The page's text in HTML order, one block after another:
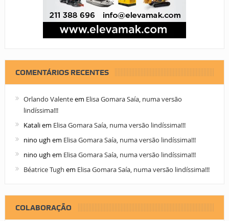
COMENTÁRIOS RECENTES
Orlando Valenteem Elisa Gomara Saía, numa versão
lindíssima!!!
Kataliem Elisa Gomara Saía, numa versão lindíssima!!!
nino ugh em Elisa Gomara Saía, numa versão lindíssima!!!
nino ugh em Elisa Gomara Saía, numa versão lindíssima!!!
Béatrice Tugh em Elisa Gomara Saía, numa versão lindíssima!!!
COLABORAÇÃO